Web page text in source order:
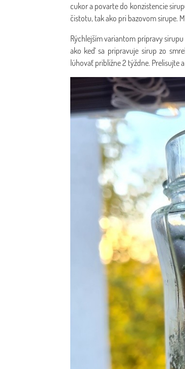
cukor a povarte do konzistencie
čistotu, tak ako pri bazovom sirupe.
Rýchlejším variantom prípravy
ako keď sa pripravuje sirup zo
lúhovať približne 2 týždne. Prelisujte